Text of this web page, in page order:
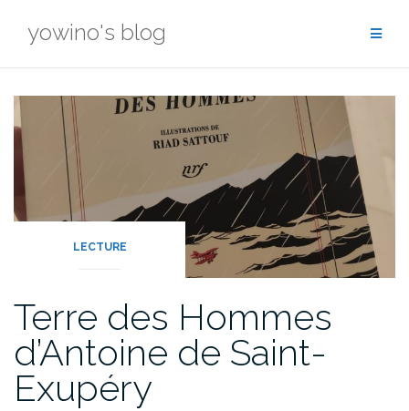
yowino's blog
LECTURE
Terre des Hommes
d’Antoine de Saint-
Exupéry